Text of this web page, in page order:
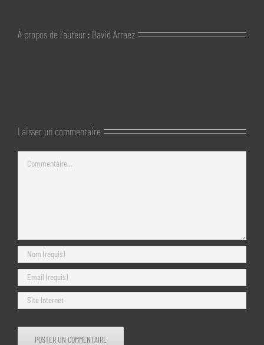
À propos de l'auteur : David Arraez
Laisser un commentaire